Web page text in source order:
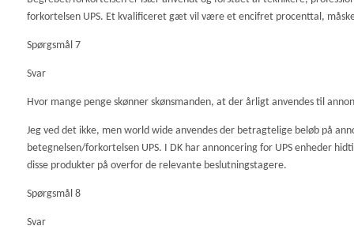
forkortelsen UPS. Et kvalificeret gæt vil være et encifret procenttal,
Spørgsmål 7
Svar
Hvor mange penge skønner skønsmanden, at der årligt anvendes til
Jeg ved det ikke, men world wide anvendes der betragtelige beløb på
betegnelsen/forkortelsen UPS. I DK har annoncering for UPS enheder
disse produkter på overfor de relevante beslutningstagere.
Spørgsmål 8
Svar